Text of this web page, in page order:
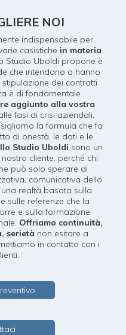
NOI
indispensabile per
casistiche in materia
Studio Uboldi propone è
che intendono o hanno
dei contratti
è di fondamentale
aggiunto alla vostra
fasi di crisi aziendali,
la formula che fa
di onestà, le doti e le
Studio Uboldi sono un
cliente, perché chi
può solo sperare di
comunicativa dello
realtà basata sulla
sulle referenze che la
e sulla formazione
Offriamo continuità,
serietà non esitare a
in contatto con i